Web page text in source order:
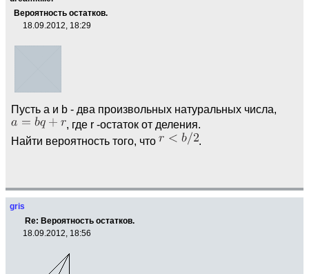
Вероятность остатков.
18.09.2012, 18:29
Пусть а и b - два произвольных натуральных числа,
, где r -остаток от деления.
Найти вероятность того, что
.
gris
Re: Вероятность остатков.
18.09.2012, 18:56